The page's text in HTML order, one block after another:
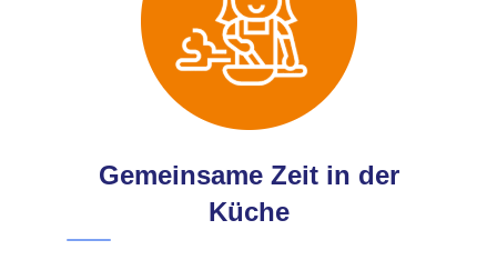
Gemeinsame Zeit in der
Küche